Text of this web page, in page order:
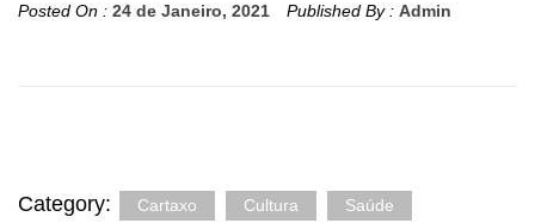
Posted On : 24 de Janeiro, 2021 Published By : Admin
Category: Cartaxo Cultura Saúde